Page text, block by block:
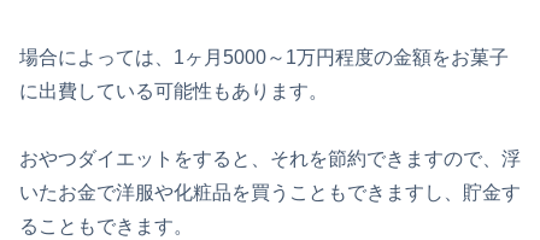
場合によっては、1ヶ月5000～1万円程度の金額をお菓子
に出費している可能性もあります。
おやつダイエットをすると、それを節約できますので、浮
いたお金で洋服や化粧品を買うこともできますし、貯金す
ることもできます。